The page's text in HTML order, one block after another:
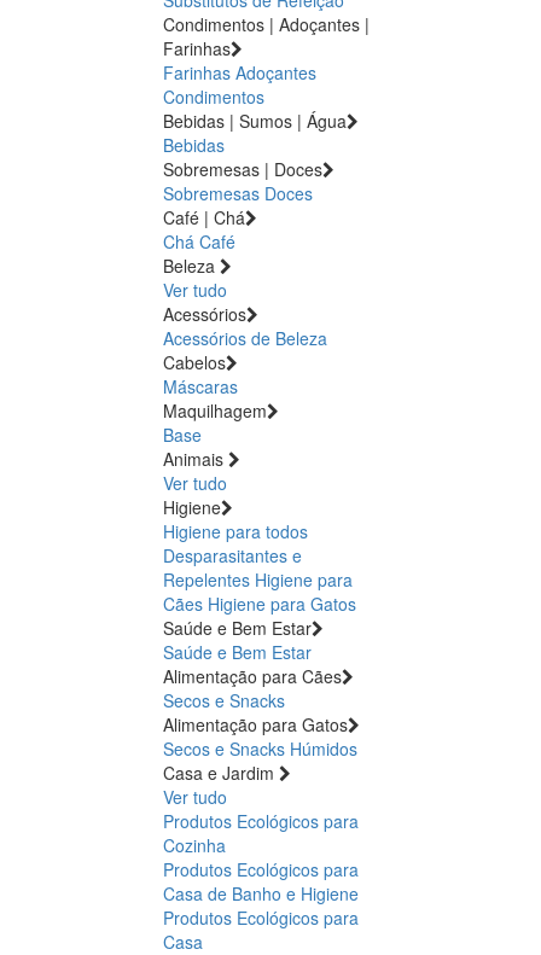
Condimentos | Adoçantes |
Farinhas
Farinhas Adoçantes
Condimentos
Bebidas | Sumos | Água
Bebidas
Sobremesas | Doces
Sobremesas Doces
Café | Chá
Chá Café
Beleza
Ver tudo
Acessórios
Acessórios de Beleza
Cabelos
Máscaras
Maquilhagem
Base
Animais
Ver tudo
Higiene
Higiene para todos
Desparasitantes e
Repelentes Higiene para
Cães Higiene para Gatos
Saúde e Bem Estar
Saúde e Bem Estar
Alimentação para Cães
Secos e Snacks
Alimentação para Gatos
Secos e Snacks Húmidos
Casa e Jardim
Ver tudo
Produtos Ecológicos para
Cozinha
Produtos Ecológicos para
Casa de Banho e Higiene
Produtos Ecológicos para
Casa